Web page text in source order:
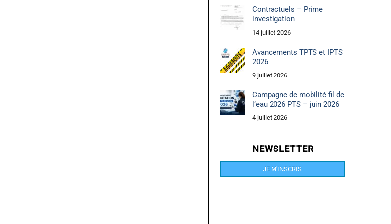
Contractuels – Prime
investigation
14 juillet 2026
Avancements TPTS et IPTS
2026
9 juillet 2026
Campagne de mobilité fil de
l’eau 2026 PTS – juin 2026
4 juillet 2026
NEWSLETTER
JE M'INSCRIS